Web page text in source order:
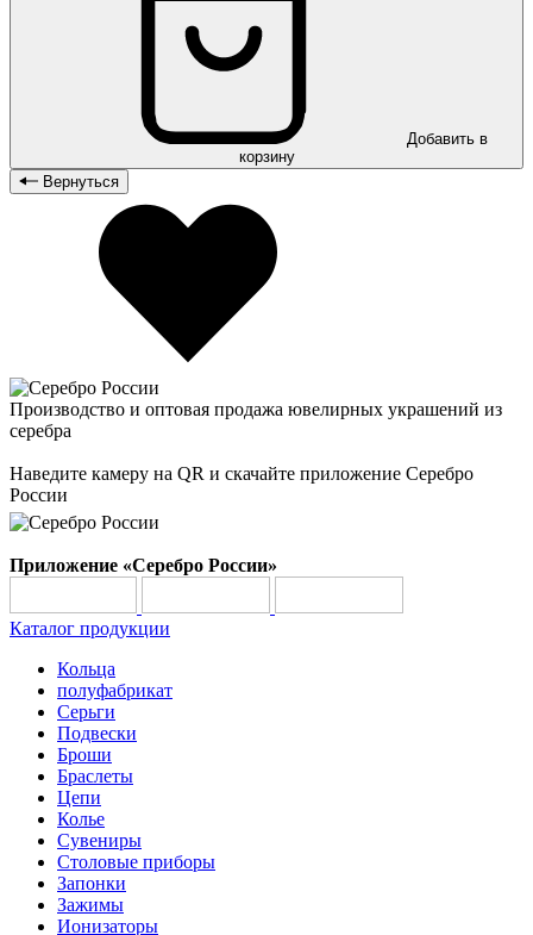
корзину
Вернуться
Производство и оптовая продажа ювелирных украшений из
серебра
Наведите камеру на QR и скачайте приложение Серебро
России
Приложение «Серебро России»
Каталог продукции
Кольца
полуфабрикат
Серьги
Подвески
Броши
Браслеты
Цепи
Колье
Сувениры
Столовые приборы
Запонки
Зажимы
Ионизаторы